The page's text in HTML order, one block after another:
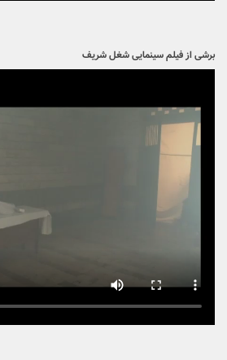
برشی از فیلم سینمایی شغل شریف